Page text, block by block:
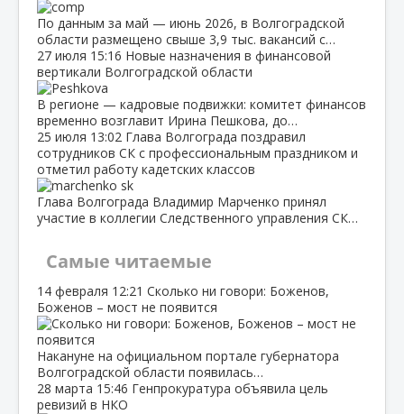
По данным за май — июнь 2026, в Волгоградской
области размещено свыше 3,9 тыс. вакансий с…
27 июля 15:16 Новые назначения в финансовой
вертикали Волгоградской области
В регионе — кадровые подвижки: комитет финансов
временно возглавит Ирина Пешкова, до…
25 июля 13:02 Глава Волгограда поздравил
сотрудников СК с профессиональным праздником и
отметил работу кадетских классов
Глава Волгограда Владимир Марченко принял
участие в коллегии Следственного управления СК…
Самые читаемые
14 февраля 12:21 Сколько ни говори: Боженов,
Боженов – мост не появится
Накануне на официальном портале губернатора
Волгоградской области появилась…
28 марта 15:46 Генпрокуратура объявила цель
ревизий в НКО